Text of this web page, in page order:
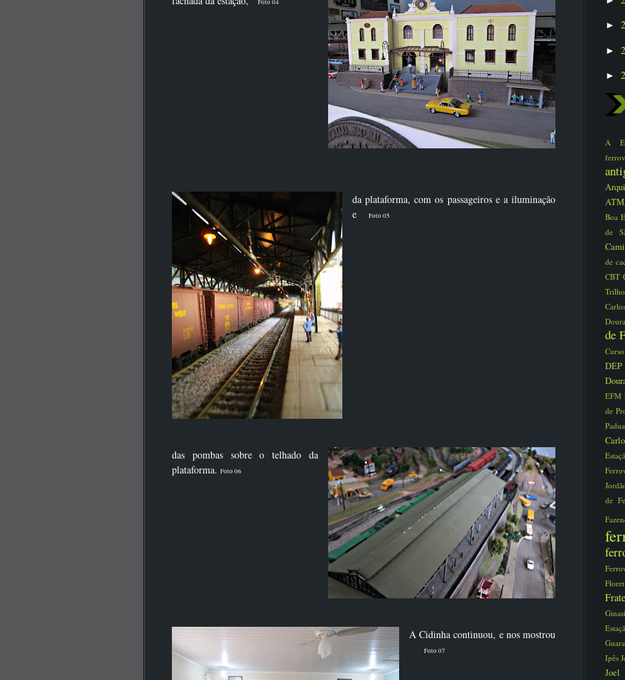
Foto 04
da plataforma, com os passageiros e a iluminação
e
Foto 05
das pombas sobre o telhado da
plataforma. Foto 06
A Cidinha continuou, e nos mostrou
Foto 07
►
►
►
A
Boa
de
de
CBT
de
EFM
de
de
Ipês
Joel